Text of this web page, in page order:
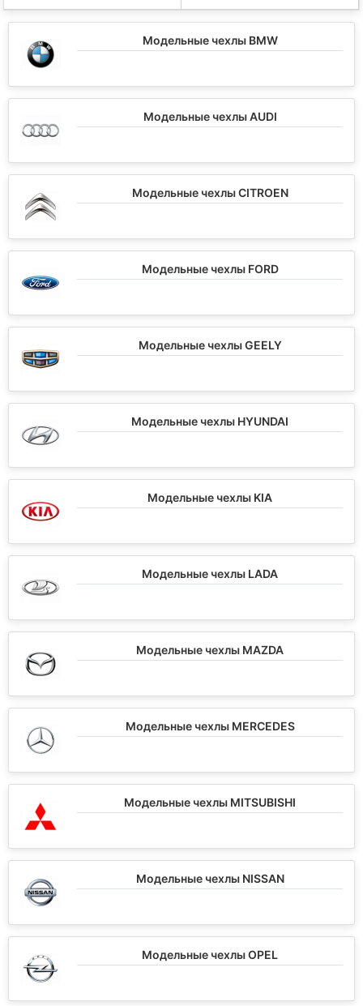
Модельные чехлы BMW
Модельные чехлы AUDI
Модельные чехлы CITROEN
Модельные чехлы FORD
Модельные чехлы GEELY
Модельные чехлы HYUNDAI
Модельные чехлы KIA
Модельные чехлы LADA
Модельные чехлы MAZDA
Модельные чехлы MERCEDES
Модельные чехлы MITSUBISHI
Модельные чехлы NISSAN
Модельные чехлы OPEL